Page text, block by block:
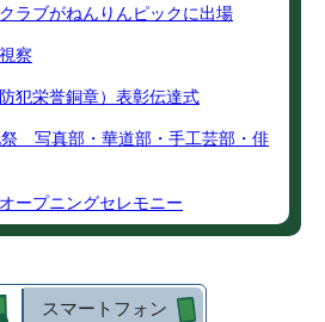
ラブがねんりんピックに出場
察
犯栄誉銅章）表彰伝達式
写真部・華道部・手工芸部・俳
ープニングセレモニー
スマートフォン